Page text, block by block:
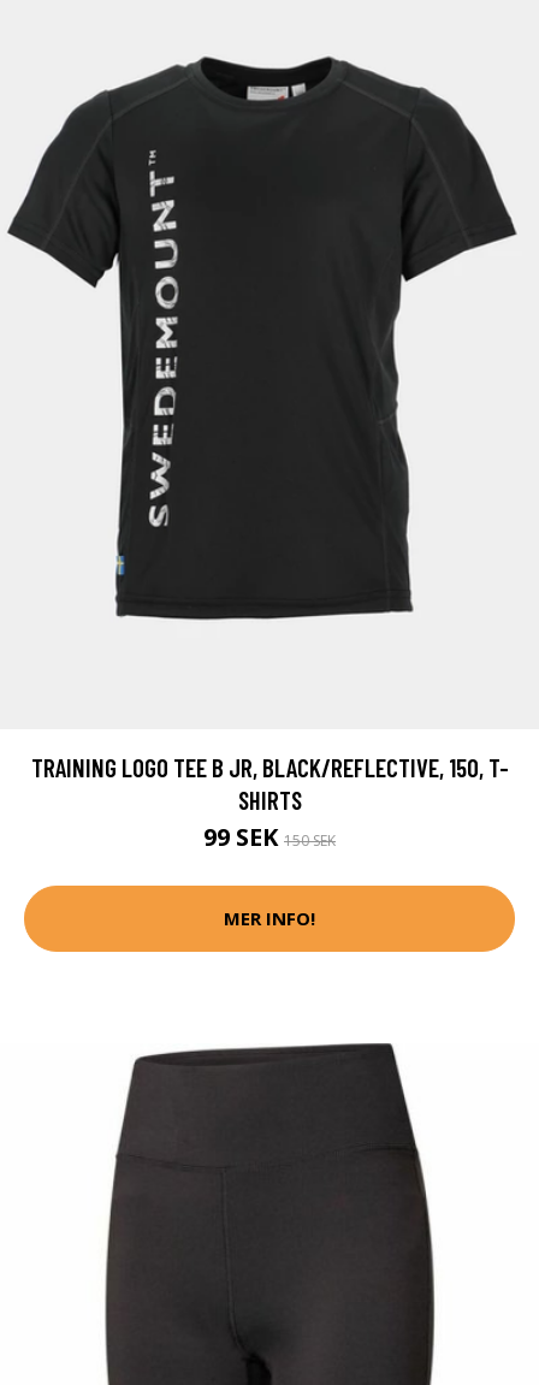
TRAINING LOGO TEE B JR, BLACK/REFLECTIVE, 150, T-
SHIRTS
99 SEK 150 SEK
MER INFO!